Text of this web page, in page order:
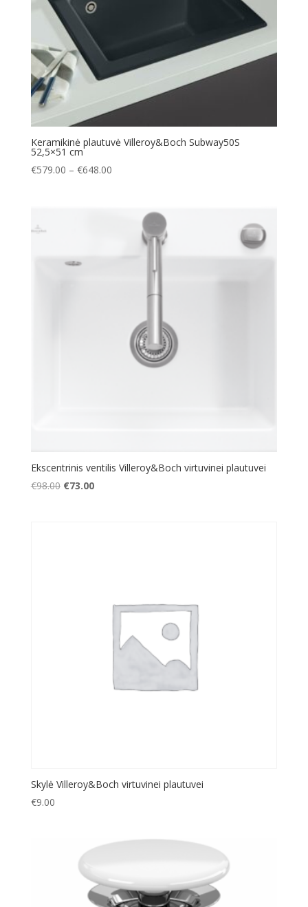
Keramikinė plautuvė Villeroy&Boch Subway50S
52,5×51 cm
€579.00 – €648.00Price
through
€648.00
Ekscentrinis ventilis Villeroy&Boch virtuvinei plautuvei
€98.00 Original
€73.00Current
Skylė Villeroy&Boch virtuvinei plautuvei
€9.00